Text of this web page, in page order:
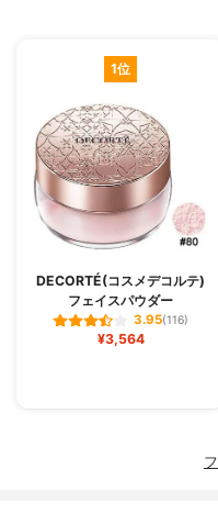
1位
DECORTÉ(コスメデコルテ)
フェイスパウダー
3.95(116)
¥3,564